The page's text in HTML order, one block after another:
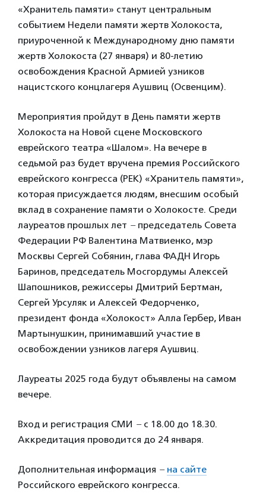
«Хранитель памяти» станут центральным
событием Недели памяти жертв Холокоста,
приуроченной к Международному дню памяти
жертв Холокоста (27 января) и 80-летию
освобождения Красной Армией узников
нацистского концлагеря Аушвиц (Освенцим).
Мероприятия пройдут в День памяти жертв
Холокоста на Новой сцене Московского
еврейского театра «Шалом». На вечере в
седьмой раз будет вручена премия Российского
еврейского конгресса (РЕК) «Хранитель памяти»,
которая присуждается людям, внесшим особый
вклад в сохранение памяти о Холокосте. Среди
лауреатов прошлых лет –председатель Совета
Федерации РФ Валентина Матвиенко, мэр
Москвы Сергей Собянин, глава ФАДН Игорь
Баринов, председатель Мосгордумы Алексей
Шапошников, режиссеры Дмитрий Бертман,
Сергей Урсуляк и Алексей Федорченко,
президент фонда «Холокост» Алла Гербер, Иван
Мартынушкин, принимавший участие в
освобождении узников лагеря Аушвиц.
Лауреаты 2025 года будут объявлены на самом
вечере.
Вход и регистрация СМИ –с 18.00 до 18.30.
Аккредитация проводится до 24 января.
Дополнительная информация – на сайте
Российского еврейского конгресса.